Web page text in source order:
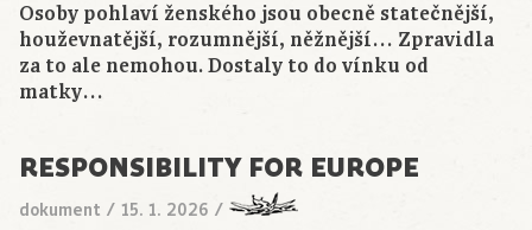
Osoby pohlaví ženského jsou obecně statečnější,
houževnatější, rozumnější, něžnější… Zpravidla
za to ale nemohou. Dostaly to do vínku od
matky…
RESPONSIBILITY FOR EUROPE
dokument / 15. 1. 2026 /